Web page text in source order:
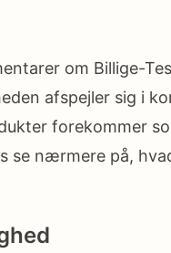
om Billige-
afspejler sig i
forekommer
se nærmere på,